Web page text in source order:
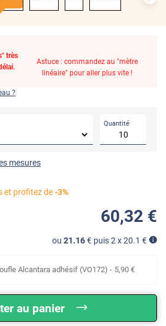
très
Astuce : commandez au "mètre
linéaire" pour aller plus vite !
?
Quantité
mesures
et profitez de-3%
60,32 €
ou 21.16€ puis 2 x20.1 €
Alcantara adhésif (VO172) - 5,90 €
au panier